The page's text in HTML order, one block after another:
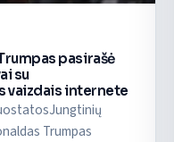
pasirašė
su
vaizdais internete
Trumpas